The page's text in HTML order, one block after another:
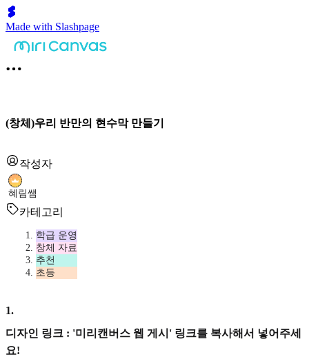
Made with Slashpage
(창체)우리 반만의 현수막 만들기
작성자
혜림쌤
카테고리
학급 운영
창체 자료
추천
초등
1.
디자인 링크 : '미리캔버스 웹 게시' 링크를 복사해서 넣어주세
요!